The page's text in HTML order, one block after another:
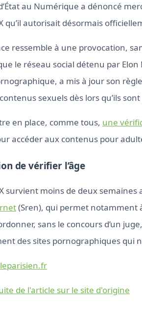
au Numérique a dénoncé
qu’il autorisait désormais
ressemble à une provocation,
le réseau social détenu par
a mis à jour son
sexuels dès lors qu’ils
en place, comme tous, une
accéder aux contenus pour
de vérifier l’âge
survient moins de deux semaines
(Sren), qui permet notamment
sans le concours d’un
des sites pornographiques qui
de l'article sur le site d'origine